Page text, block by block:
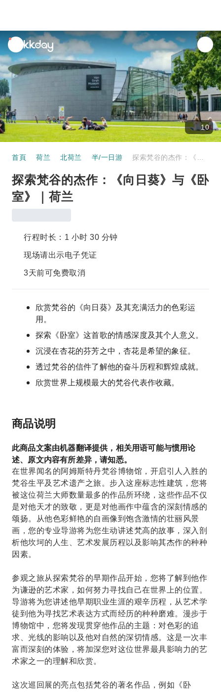
unread
notifications
10
首頁 荷兰 北荷兰 半/一日游
探索梵谷的杰作：《向日葵》与《卧
室》｜荷兰
行程时长：1 小时 30 分钟
现场请出示电子凭证
3天前可免费取消
欣赏梵谷的《向日葵》及其充满活力的色彩运
用。
探索《卧室》这首歌的情感深度及其个人意义。
沉浸在杏花的芬芳之中，杏花是希望的象征。
透过梵谷的信件了解他的奋斗历程和辉煌成就。
欣赏世界上规模最大的梵谷代表作收藏。
商品说明
此商品文案由机器翻译提供，相关用语可能与惯用论
述、原文内容有所差异，请知悉。
在世界闻名的阿姆斯特丹梵谷博物馆，开启引人入胜的
梵谷生平及艺术遗产之旅。步入这座标志性建筑，您将
被这位荷兰大师数量最多的作品所环绕，这些作品不仅
是对他天才的致敬，更是对他画作中蕴含的深刻情感的
颂扬。从他色彩鲜艳的自画像到饱含激情的壮丽风景
画，您的专业导游将为您生动讲述梵高的故事，深入剖
析他坎坷的人生、艺术发展历程以及影响其杰作的种种
因素。
参观之旅从探索梵谷的早期作品开始，您将了解到他作
为谦逊的艺术家，如何努力寻找自己在世界上的位置。
导游将为您讲述他早期职业生涯的艰辛历程，从艺术学
徒到他为寻找艺术表达方式而经历的种种磨难。漫步于
博物馆中，您将发现贯穿他作品的主题：对色彩的追
求、光线的影响以及他对自然的深切情感。这是一次丰
富而深刻的体验，将加深您对这位世界最具影响力的艺
术家之一的理解和欣赏。
这次巡回展的亮点包括梵谷的著名作品，例如《卧